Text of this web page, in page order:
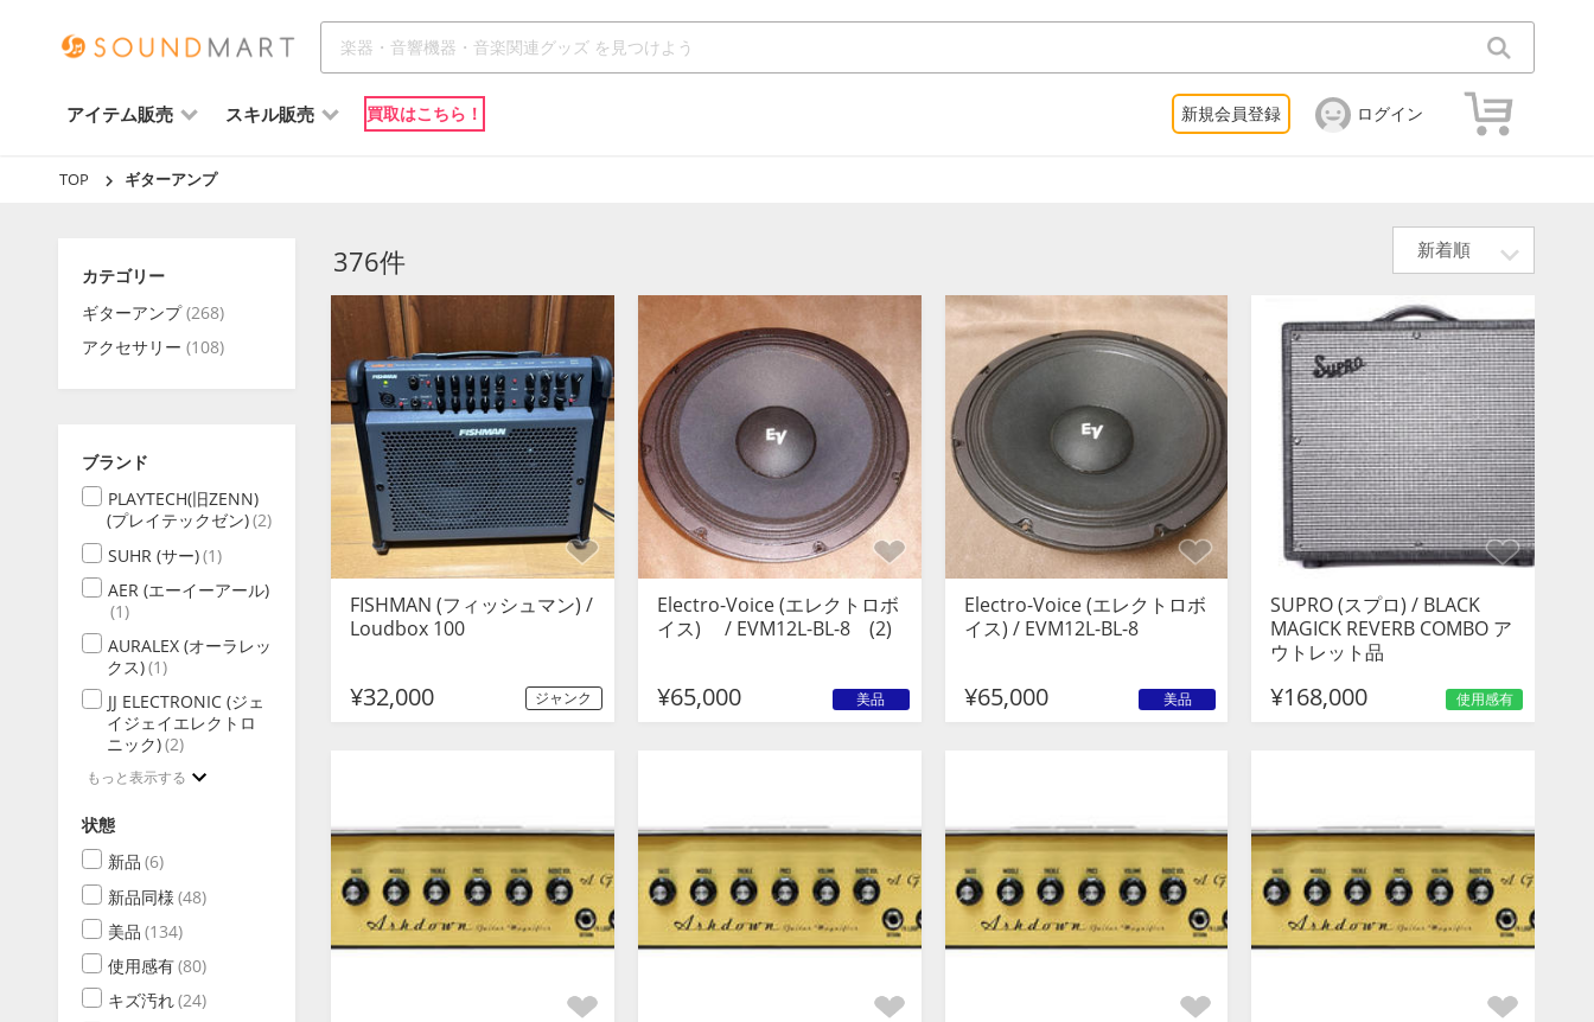
アイテム販売 スキル販売 買取はこちら！ 新規会員登録 ログイン
TOP ギターアンプ
376件
FISHMAN (フィッシュマン) /
Loudbox 100
¥32,000 ジャンク
Electro-Voice (エレクトロボ
イス) / EVM12L-BL-8 (2)
¥65,000 美品
Electro-Voice (エレクトロボ
イス) / EVM12L-BL-8
¥65,000 美品
SUPRO (スプロ) / BLACK
MAGICK REVERB COMBO ア
ウトレット品
¥168,000 使用感有
カテゴリー
ギターアンプ (268)
アクセサリー (108)
ブランド
PLAYTECH(旧ZENN)
(プレイテックゼン)(2)
SUHR (サー)(1)
AER (エーイーアール)
(1)
AURALEX (オーラレッ
クス)(1)
JJ ELECTRONIC (ジェ
イジェイエレクトロ
ニック)(2)
もっと表示する
状態
新品 (6)
新品同様 (48)
美品 (134)
使用感有(80)
キズ汚れ(24)